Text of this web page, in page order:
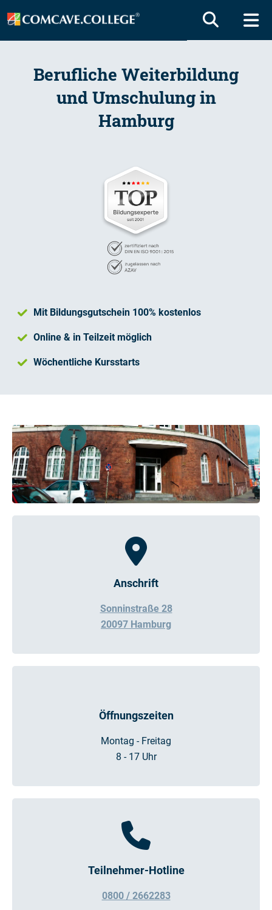
Berufliche Weiterbildung
und Umschulung in
Hamburg
Mit Bildungsgutschein 100% kostenlos
Online & in Teilzeit möglich
Wöchentliche Kursstarts
Anschrift
Sonninstraße 28
20097 Hamburg
Öffnungszeiten
Montag - Freitag
8 - 17 Uhr
Teilnehmer-Hotline
0800 / 2662283